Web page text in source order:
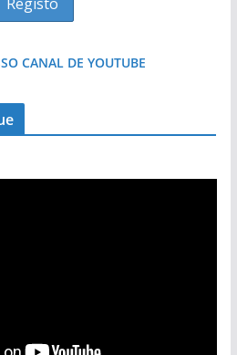
CANAL DE YOUTUBE
algarvia que cresceu